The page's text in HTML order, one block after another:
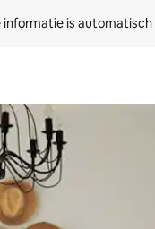
informatie is